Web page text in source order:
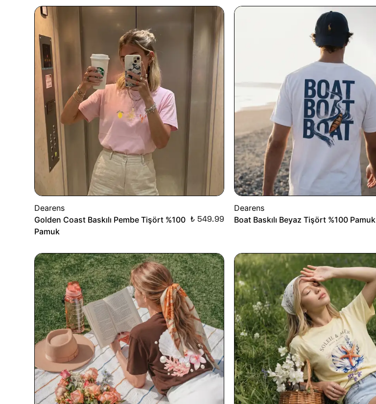
Dearens
Golden Coast Baskılı Pembe Tişört %100
Pamuk
₺ 549.99
Dearens
Boat Baskılı Beyaz Tişört %100 Pamuk